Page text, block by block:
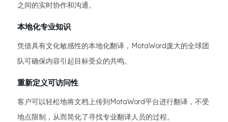
之间的实时协作和沟通。
本地化专业知识
凭借具有文化敏感性的本地化翻译，MotaWord庞大的全球团
队可确保内容引起目标受众的共鸣。
重新定义可访问性
客户可以轻松地将文档上传到MotaWord平台进行翻译，不受
地点限制，从而简化了寻找专业翻译人员的过程。